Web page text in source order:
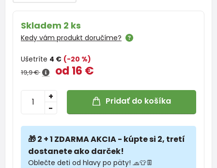
Skladem 2 ks
Kedy vám produkt doručíme?
Ušetríte 4 € (-20 %)
19,9 € od 16 €
-
+ Pridať do košíka
🎁 2 + 1 ZDARMA AKCIA - kúpte si 2, tretí
dostanete ako darček!
Oblečte deti od hlavy po päty! 🧢👕👖